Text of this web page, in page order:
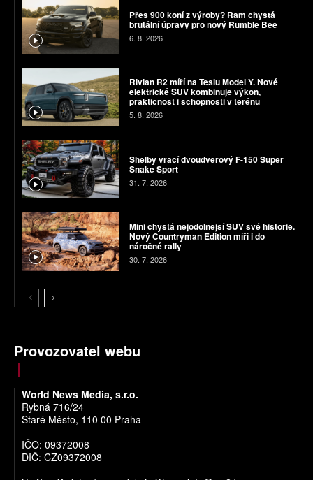
Přes 900 koní z výroby? Ram chystá
brutální úpravy pro nový Rumble Bee
6. 8. 2026
Rivian R2 míří na Teslu Model Y. Nové
elektrické SUV kombinuje výkon,
praktičnost i schopnosti v terénu
5. 8. 2026
Shelby vrací dvoudveřový F-150 Super
Snake Sport
31. 7. 2026
Mini chystá nejodolnější SUV své historie.
Nový Countryman Edition míří i do
náročné rally
30. 7. 2026
Provozovatel webu
World News Media, s.r.o.
Rybná 716/24
Staré Město, 110 00 Praha
IČO: 09372008
DIČ: CZ09372008